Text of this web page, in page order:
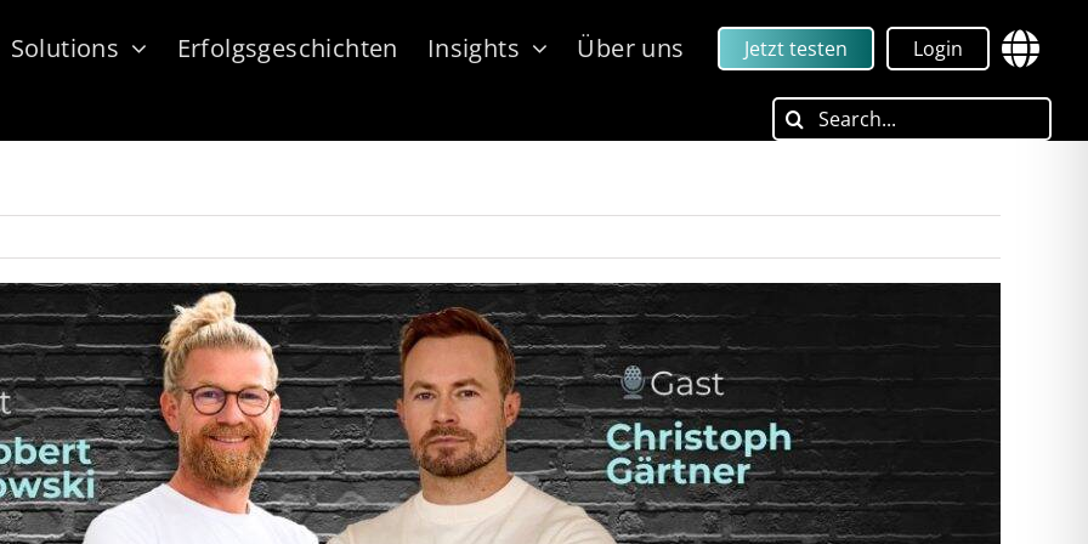
Solutions Erfolgsgeschichten Insights Über uns Jetzt testen Login
Search
for: